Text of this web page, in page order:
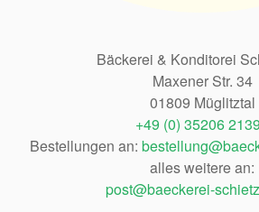
Bäckerei & Konditorei
Maxener Str. 34
01809 Müglitztal
+49 (0) 35206
Bestellungen an:
alles weitere an:
post@baeckerei-